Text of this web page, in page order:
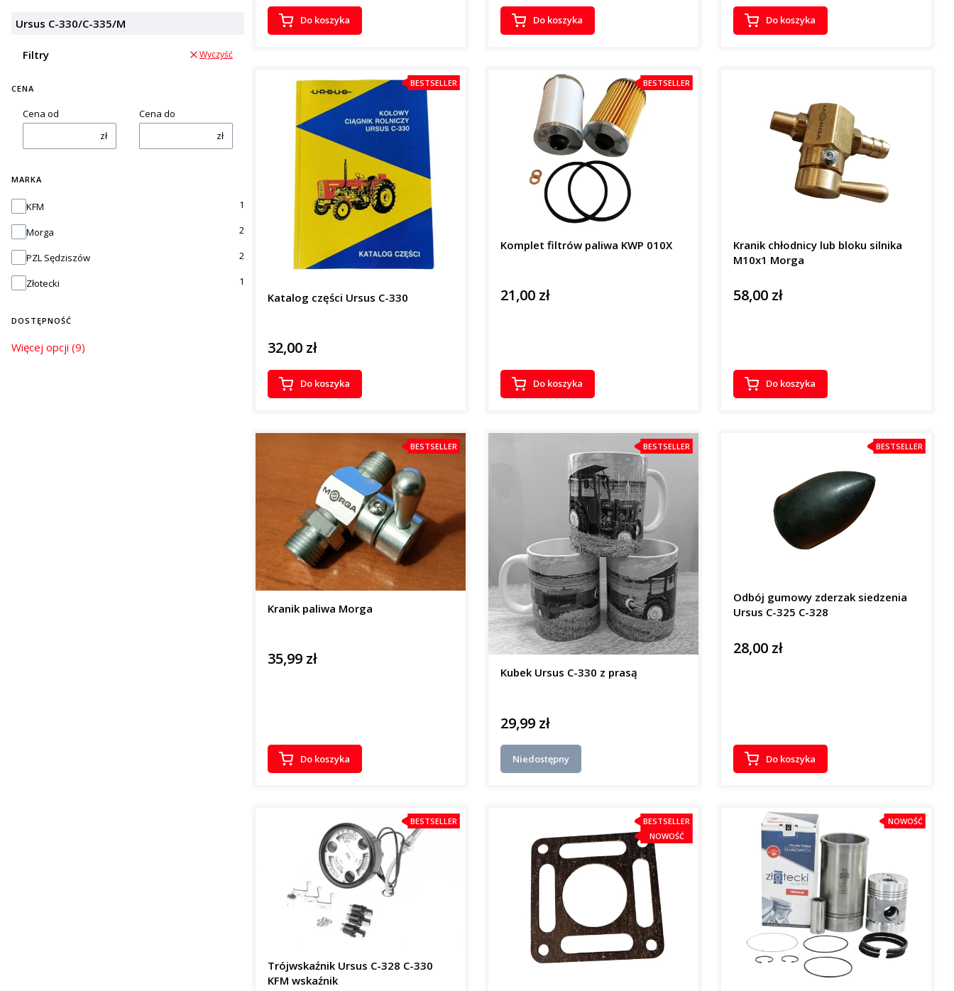
Ursus C-330/C-335/M
Filtry Wyczyść
CENA
Cena od
zł
Cena do
zł
MARKA
Marka
KFM 1
Morga 2
PZL Sędziszów 2
Złotecki 1
DOSTĘPNOŚĆ
Dostępność
Więcej opcji (9)
Do koszyka Do koszyka Do koszyka
BESTSELLER
Katalog części Ursus C-330
Cena
32,00 zł
Do koszyka
BESTSELLER
Komplet filtrów paliwa KWP 010X
Cena
21,00 zł
Do koszyka
Kranik chłodnicy lub bloku silnika
M10x1 Morga
Cena
58,00 zł
Do koszyka
BESTSELLER
Kranik paliwa Morga
Cena
35,99 zł
Do koszyka
BESTSELLER
Kubek Ursus C-330 z prasą
Cena
29,99 zł
Niedostępny
BESTSELLER
Odbój gumowy zderzak siedzenia
Ursus C-325 C-328
Cena
28,00 zł
Do koszyka
BESTSELLER
Trójwskaźnik Ursus C-328 C-330
KFM wskaźnik
BESTSELLER
NOWOŚĆ
NOWOŚĆ